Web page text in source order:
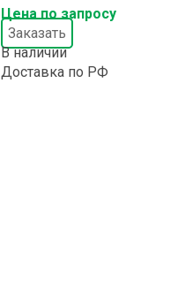
Цена по запросу
Заказать
В наличии
Доставка по РФ